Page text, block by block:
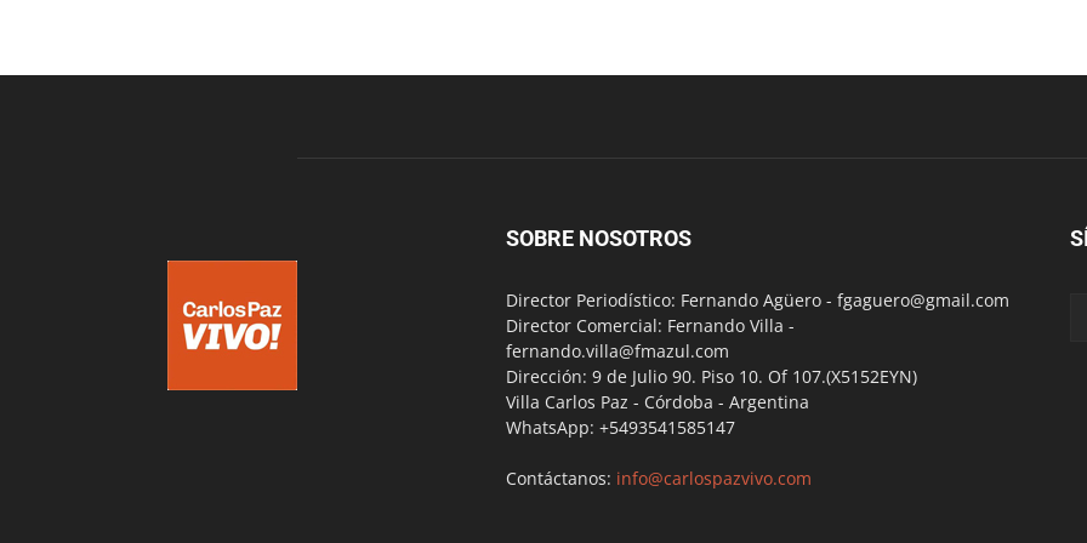
SOBRE NOSOTROS
Director Periodístico: Fernando Agüero - fgaguero@gmail.com
Director Comercial: Fernando Villa -
fernando.villa@fmazul.com
Dirección: 9 de Julio 90. Piso 10. Of 107.(X5152EYN)
Villa Carlos Paz - Córdoba - Argentina
WhatsApp: +5493541585147
Contáctanos: info@carlospazvivo.com